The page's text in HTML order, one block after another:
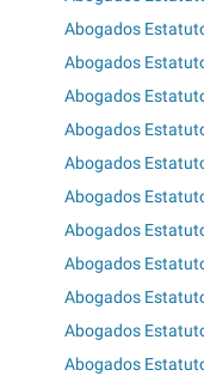
Abogados
Abogados
Abogados
Abogados
Abogados
Abogados
Abogados
Abogados
Abogados
Abogados
Abogados